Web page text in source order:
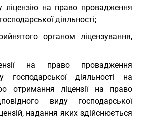
ліцензію на право провадження
діяльності;
органом ліцензування,
на право провадження
господарської діяльності на
отримання ліцензії на право
виду господарської
надання яких здійснюється